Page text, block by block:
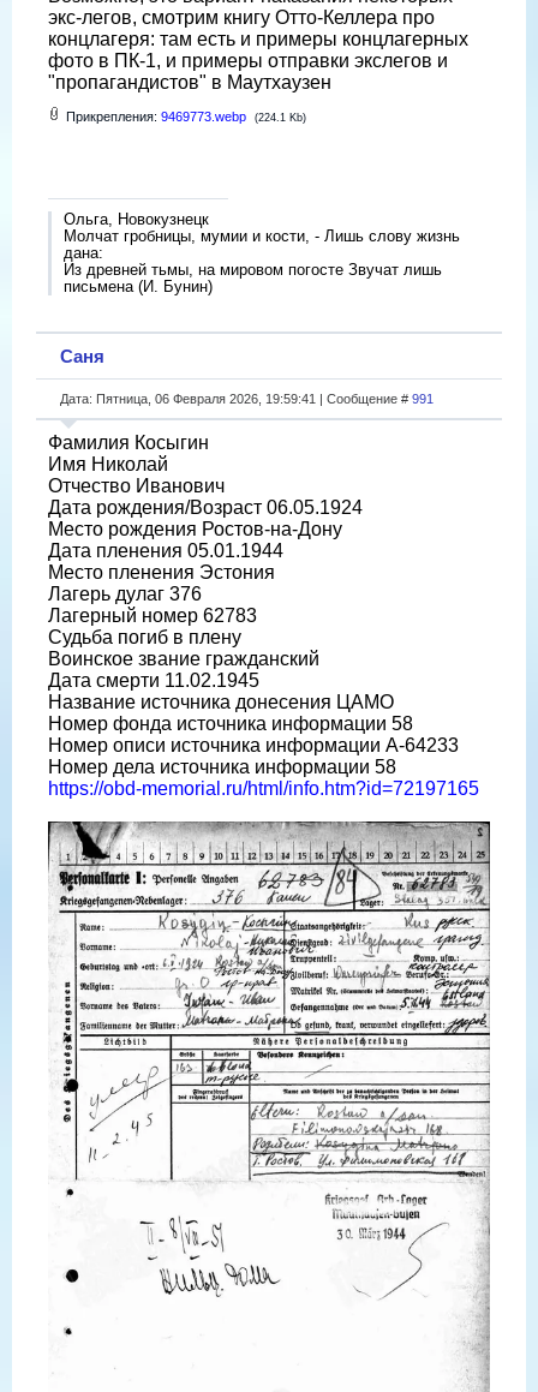
экс-легов, смотрим книгу Отто-Келлера про
концлагеря: там есть и примеры концлагерных
фото в ПК-1, и примеры отправки экслегов и
"пропагандистов" в Маутхаузен
Прикрепления: 9469773.webp (224.1 Kb)
Ольга, Новокузнецк
Молчат гробницы, мумии и кости, - Лишь слову жизнь
дана:
Из древней тьмы, на мировом погосте Звучат лишь
письмена (И. Бунин)
Саня
Дата: Пятница, 06 Февраля 2026, 19:59:41 | Сообщение # 991
Фамилия Косыгин
Имя Николай
Отчество Иванович
Дата рождения/Возраст 06.05.1924
Место рождения Ростов-на-Дону
Дата пленения 05.01.1944
Место пленения Эстония
Лагерь дулаг 376
Лагерный номер 62783
Судьба погиб в плену
Воинское звание гражданский
Дата смерти 11.02.1945
Название источника донесения ЦАМО
Номер фонда источника информации 58
Номер описи источника информации A-64233
Номер дела источника информации 58
https://obd-memorial.ru/html/info.htm?id=72197165